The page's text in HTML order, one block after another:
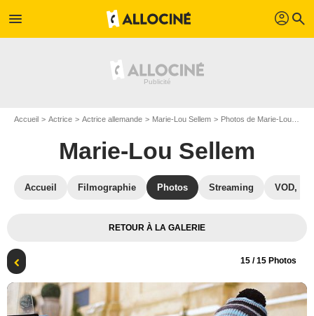
menu profil search
Accueil Actrice Actrice allemande Marie-Lou Sellem Photos de Marie-Lou Sellem
Marie-Lou Sellem
Accueil Filmographie Photos Streaming VOD,
RETOUR À LA GALERIE
15 / 15 Photos